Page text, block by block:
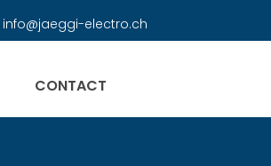
info@jaeggi-electro.ch
CONTACT